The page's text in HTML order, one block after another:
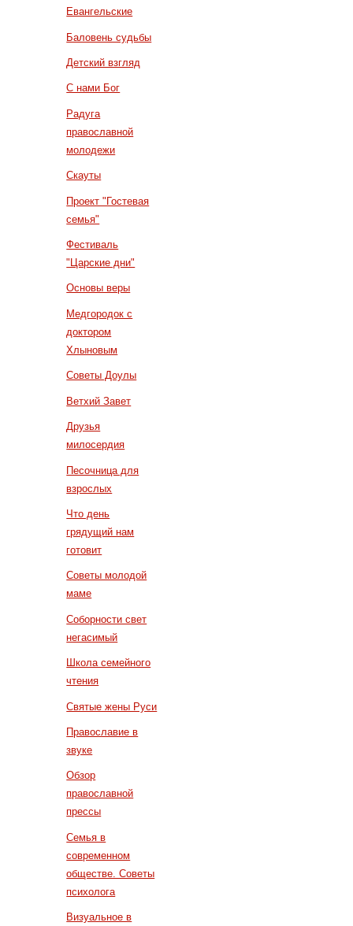
Евангельские
Баловень судьбы
Детский взгляд
С нами Бог
Радуга
православной
молодежи
Скауты
Проект "Гостевая
семья"
Фестиваль
"Царские дни"
Основы веры
Медгородок с
доктором
Хлыновым
Советы Доулы
Ветхий Завет
Друзья
милосердия
Песочница для
взрослых
Что день
грядущий нам
готовит
Советы молодой
маме
Соборности свет
негасимый
Школа семейного
чтения
Святые жены Руси
Православие в
звуке
Обзор
православной
прессы
Семья в
современном
обществе. Советы
психолога
Визуальное в